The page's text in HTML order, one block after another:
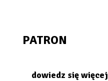
PATRON
dowiedz się więcej